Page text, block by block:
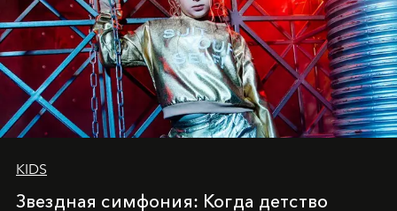
KIDS
Звездная симфония: Когда детство